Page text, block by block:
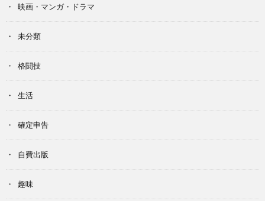
映画・マンガ・ドラマ
未分類
格闘技
生活
確定申告
自費出版
趣味